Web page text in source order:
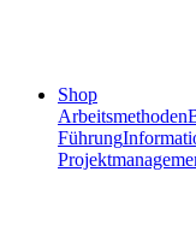
Shop
Arbeitsmethoden
Führung